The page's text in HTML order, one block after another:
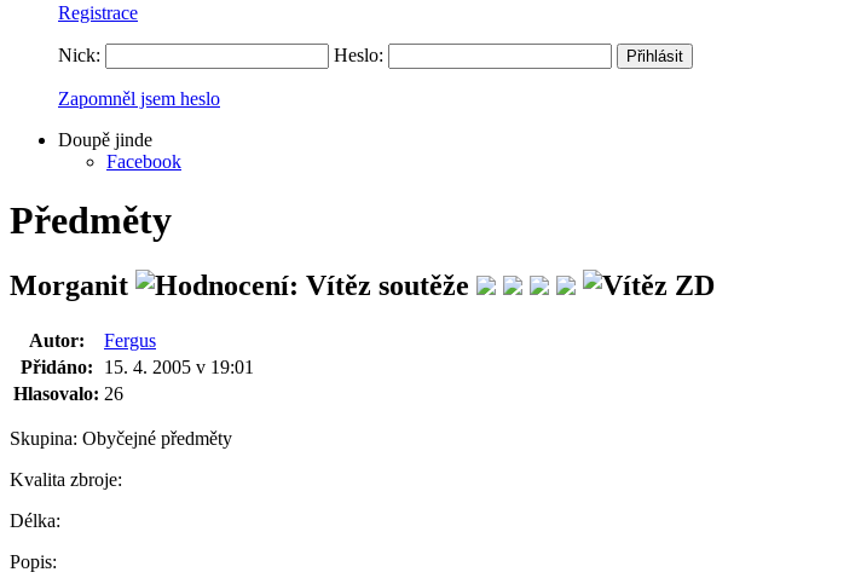
Registrace
Nick: Heslo:
Zapomněl jsem heslo
Doupě jinde
Facebook
Předměty
Morganit
Autor:
Fergus
Přidáno:
15. 4. 2005 v 19:01
Hlasovalo: 26
Skupina: Obyčejné předměty
Kvalita zbroje:
Délka:
Popis: